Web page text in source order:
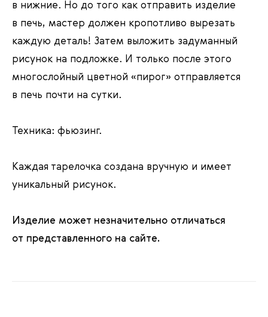
в нижние. Но до того как отправить изделие
в печь, мастер должен кропотливо вырезать
каждую деталь! Затем выложить задуманный
рисунок на подложке. И только после этого
многослойный цветной «пирог» отправляется
в печь почти на сутки.
Техника: фьюзинг.
Каждая тарелочка создана вручную и имеет
уникальный рисунок.
Изделие может незначительно отличаться
от представленного на сайте.